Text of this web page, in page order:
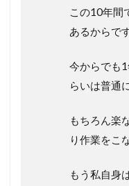
この10年間
あるからです
今からでも
らいは普通
もちろん楽
り作業をこ
もう私自身